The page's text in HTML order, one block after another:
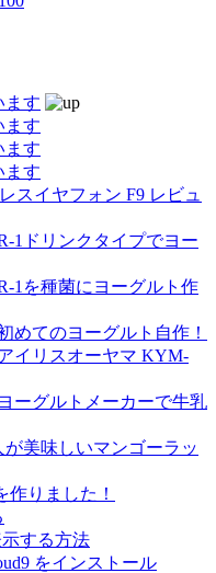
ます
ます
ます
ます
スイヤフォン F9 レビュ
1ドリンクタイプでヨー
1を種菌にヨーグルト作
めてのヨーグルト自作！
イリスオーヤマ KYM-
ーグルトメーカーで牛乳
が美味しいマンゴーラッ
作りました！
する方法
をインストール